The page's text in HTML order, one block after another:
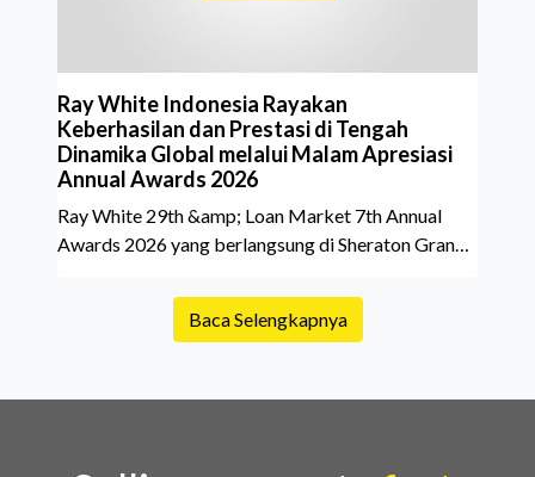
Ray White Indonesia Rayakan
Keberhasilan dan Prestasi di Tengah
Dinamika Global melalui Malam Apresiasi
Annual Awards 2026
Ray White 29th &amp; Loan Market 7th Annual
Awards 2026 yang berlangsung di Sheraton Grand
menjadi momen istimewa bagi para pelaku industri
properti dan keuangan. Lebih dari 400 marketing
Baca Selengkapnya